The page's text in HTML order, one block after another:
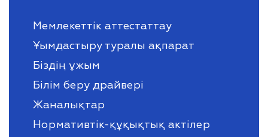
Мемлекеттік аттестаттау
Ұымдастыру туралы ақпарат
Біздің ұжым
Білім беру драйвері
Жаналықтар
Нормативтік-құқықтық актілер